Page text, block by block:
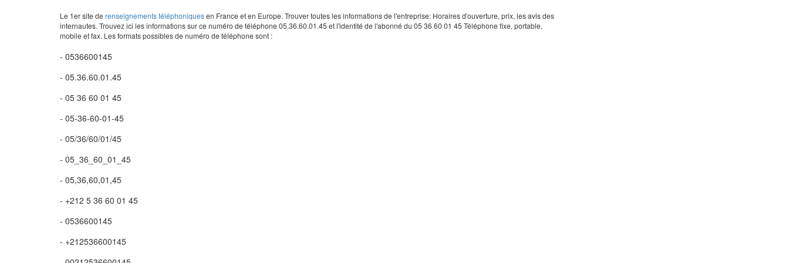
Le 1er site de renseignements téléphoniquesen France et en Europe. Trouver toutes les informations de l'entreprise: Horaires d'ouverture, prix, les avis des
internautes. Trouvez ici les informations sur ce numéro de téléphone 05.36.60.01.45 et l'identité de l'abonné du 05 36 60 01 45 Téléphone fixe, portable,
mobile et fax. Les formats possibles de numéro de téléphone sont :
- 0536600145
- 05.36.60.01.45
- 05 36 60 01 45
- 05-36-60-01-45
- 05/36/60/01/45
- 05_36_60_01_45
- 05,36,60,01,45
- +212 5 36 60 01 45
- 0536600145
- +212536600145